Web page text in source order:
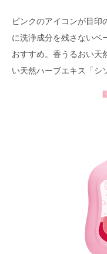
ピンクのアイコンが目印
に洗浄成分を残さないベ
おすすめ。香うるおい天
い天然ハーブエキス「シ